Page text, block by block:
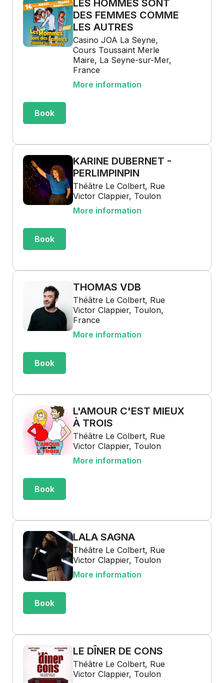
LES HOMMES SONT
DES FEMMES COMME
LES AUTRES
Casino JOA La Seyne,
Cours Toussaint Merle
Maire, La Seyne-sur-Mer,
France
More information
Book
KARINE DUBERNET -
PERLIMPINPIN
Théâtre Le Colbert, Rue
Victor Clappier, Toulon
More information
Book
THOMAS VDB
Théâtre Le Colbert, Rue
Victor Clappier, Toulon,
France
More information
Book
L'AMOUR C'EST MIEUX
À TROIS
Théâtre Le Colbert, Rue
Victor Clappier, Toulon
More information
Book
LALA SAGNA
Théâtre Le Colbert, Rue
Victor Clappier, Toulon
More information
Book
LE DÎNER DE CONS
Théâtre Le Colbert, Rue
Victor Clappier, Toulon